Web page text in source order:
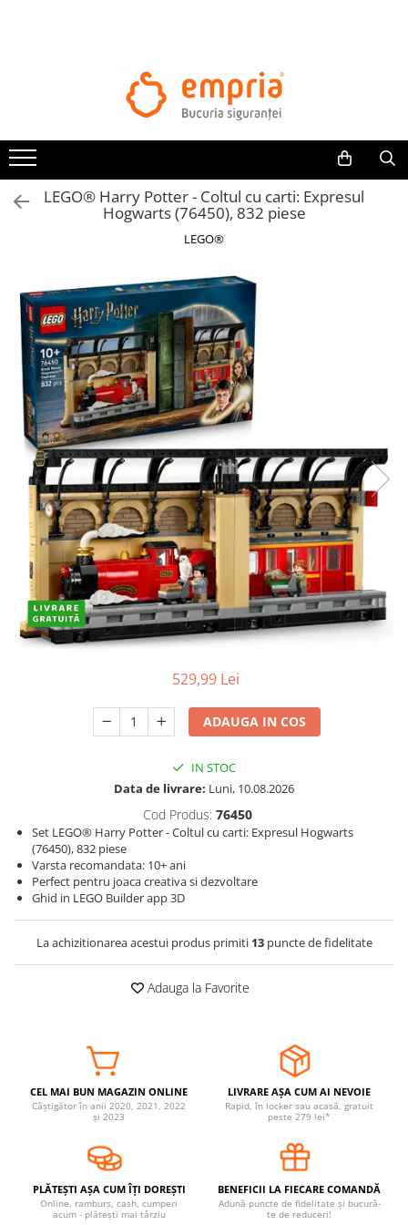
Bariere protectie pentru pat
Protectii mobilier
Banda protectie mobila copii
Sigurante pentru sertare si usi
Sigurante geamuri si usi glisante
Kituri de siguranta pentru copii si
bebelusi
Protectii casa
Protectii utile
Poarta siguranta copii
Deflectoare pentru aer conditionat
Protectii exterior
Casti antifonice pentru copii si
bebelusi
Echipament protectie bicicleta si
ski
Accesorii auto copii
Ochelari de soare
Somnul bebelusului
Carucioare si scaune auto
Tarcuri copii / bebelusi
Igiena si ingrijire bebelusi
Diversificare bebelusi
Baia bebelusului
Maternitate
Jucarii copii si jocuri educative
Jucarii dentitie
Jocuri educative
Jucarii bebelusi
LEGO® Harry Potter - Coltul cu carti: Expresul
Hogwarts (76450), 832 piese
LEGO®
529,99 Lei
ADAUGA IN COS
IN STOC
Data de livrare: Luni, 10.08.2026
Cod Produs: 76450
Set LEGO® Harry Potter - Coltul cu carti: Expresul Hogwarts
(76450), 832 piese
Varsta recomandata: 10+ ani
Perfect pentru joaca creativa si dezvoltare
Ghid in LEGO Builder app 3D
La achizitionarea acestui produs primiti 13puncte de fidelitate
Adauga la Favorite
CEL MAI BUN MAGAZIN ONLINE
Câștigător în anii 2020, 2021, 2022
și 2023
LIVRARE AȘA CUM AI NEVOIE
Rapid, în locker sau acasă, gratuit
peste 279 lei*
PLĂTEȘTI AȘA CUM ÎȚI DOREȘTI
Online, ramburs, cash, cumperi
acum - plătești mai târziu
BENEFICII LA FIECARE COMANDĂ
Adună puncte de fidelitate și bucură-
te de reduceri!